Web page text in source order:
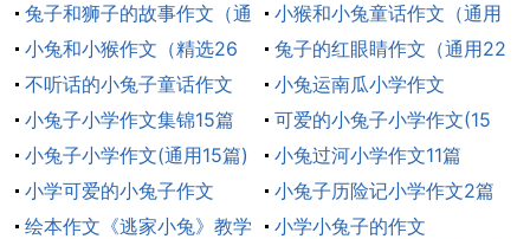
在一个竹篮里，把够吃一个月的萝卜、白菜也装在里面
了。茜茜来到紫罗家说了一句话，紫罗也开始把自己的
衣服、鞋子、一个月的鱼也装进一个竹篮里。后来他们
来到了老鹰家请老鹰带他们去外面看看，老鹰答：“可
以。”晚上，老鹰来到悬崖上，茜茜和紫罗坐在老鹰背
上，老鹰一跳。老鹰在空中飞呀飞呀。
话一年级推荐作文（精选20
篇）
10篇）
兔子和狮子的故事作文（通
用16篇）
小猴和小兔童话作文（通用
35篇）
小兔和小猴作文（精选26
篇）
兔子的红眼睛作文（通用22
篇）
不听话的小兔子童话作文
（通用13篇）
小兔运南瓜小学作文
小兔子小学作文集锦15篇
可爱的小兔子小学作文(15
篇)
小兔子小学作文(通用15篇)
小兔过河小学作文11篇
【荐】
小学可爱的小兔子作文
小兔子历险记小学作文2篇
绘本作文《逃家小兔》教学
小学小兔子的作文